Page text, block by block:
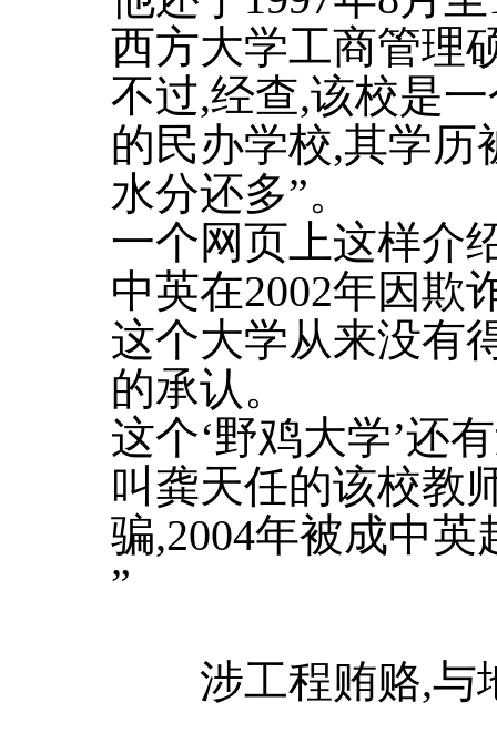
西方大学工商管理
不过,经查,该校是
的民办学校,其学历
水分还多”。
一个网页上这样介
中英在2002年因欺
这个大学从来没有
的承认。
这个‘野鸡大学’还
叫龚天任的该校教
骗,2004年被成中英
”
涉工程贿赂,与